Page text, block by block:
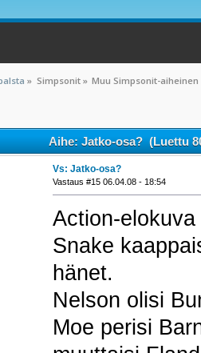
» Simpsonit» Muu Simpsonit-aiheinen
Aihe: Jatko-osa? (Luettu
Vs: Jatko-osa?
Vastaus #15 06.04.08 - 18:54
Action-
Snake
hänet.
Nelson olisi
Moe perisi